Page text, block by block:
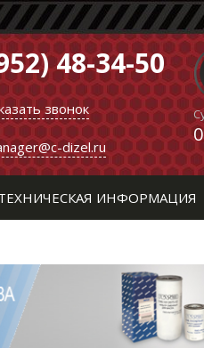
48-34-50
звонок
dizel.ru
ИНФОРМАЦИЯ